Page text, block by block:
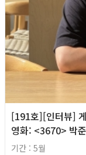
[191호][인터뷰]
영화: <3670> 박
기간 : 5월